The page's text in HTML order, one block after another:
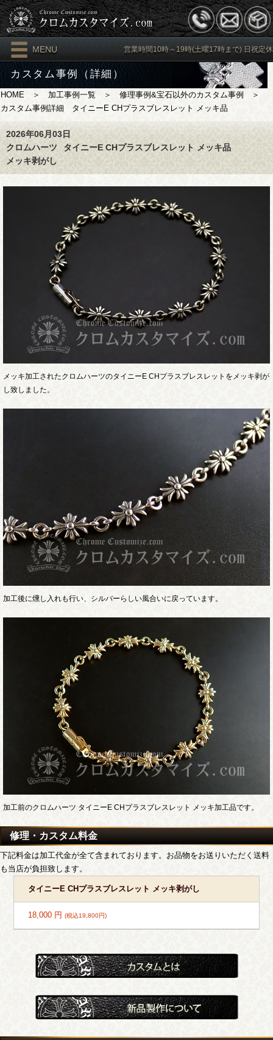
MENU 営業時間10時～19時(土曜17時まで) 日祝定休
カスタム事例（詳細）
HOME ＞ 加工事例一覧 ＞ 修理事例&宝石以外のカスタム事例
＞
カスタム事例詳細 タイニーE CHプラスブレスレット メッキ品
2026年06月03日
クロムハーツ
タイニーE CHプラスブレスレット メッキ品
メッキ剥がし
メッキ加工されたクロムハーツのタイニーE CHプラスブレスレットをメッキ剥が
し致しました。
加工後に燻し入れも行い、シルバーらしい風合いに戻っています。
加工前のクロムハーツ タイニーE CHプラスブレスレット メッキ加工品です。
修理・カスタム料金
下記料金は加工代金が全て含まれております。お品物をお送りいただく送料
も当店が負担致します。
タイニーE CHプラスブレスレット メッキ剥がし
18,000 円(税込19,800円)